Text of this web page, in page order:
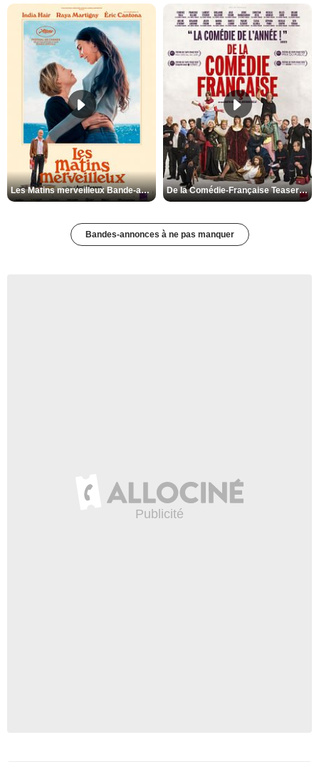
Les Matins merveilleux Bande-annonce VF De la Comédie-Française Teaser VF
Bandes-annonces à ne pas manquer